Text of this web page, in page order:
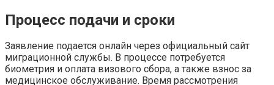
Процесс подачи и сроки
Заявление подается онлайн через официальный сайт
миграционной службы. В процессе потребуется
биометрия и оплата визового сбора, а также взнос за
медицинское обслуживание. Время рассмотрения